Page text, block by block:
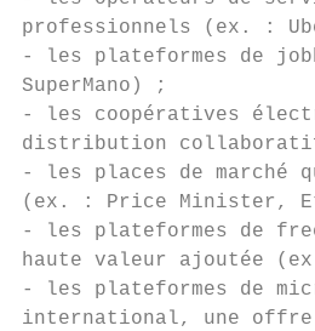
professionnels (ex. :
- les plateformes de
SuperMano) ;
- les coopératives
distribution
- les places de marché
(ex. : Price Minister,
- les plateformes de
haute valeur ajoutée
- les plateformes de
international, une offre